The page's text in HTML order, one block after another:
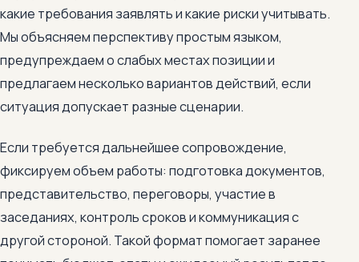
какие требования заявлять и какие риски учитывать.
Мы объясняем перспективу простым языком,
предупреждаем о слабых местах позиции и
предлагаем несколько вариантов действий, если
ситуация допускает разные сценарии.
Если требуется дальнейшее сопровождение,
фиксируем объем работы: подготовка документов,
представительство, переговоры, участие в
заседаниях, контроль сроков и коммуникация с
другой стороной. Такой формат помогает заранее